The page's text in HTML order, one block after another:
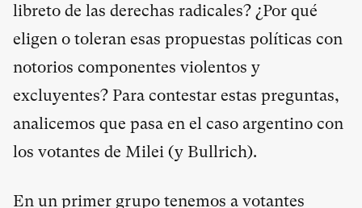
libreto de las derechas radicales? ¿Por qué
eligen o toleran esas propuestas políticas con
notorios componentes violentos y
excluyentes? Para contestar estas preguntas,
analicemos que pasa en el caso argentino con
los votantes de Milei (y Bullrich).
En un primer grupo tenemos a votantes